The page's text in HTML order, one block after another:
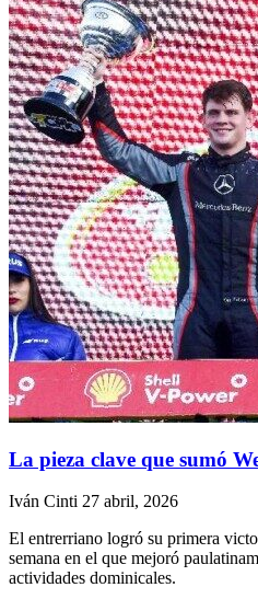
La pieza clave que sumó
Iván Cinti 27 abril, 2026
El entrerriano logró su primera
semana en el que mejoró
actividades dominicales.